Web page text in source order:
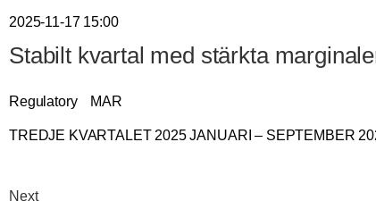
2025-11-17 15:00
Stabilt kvartal med stärkta
Regulatory MAR
TREDJE KVARTALET 2025 JANUARI – SEPTEMBER
Next